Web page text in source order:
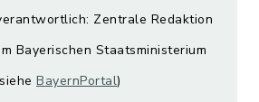
Zentrale Redaktion
Bayerischen Staatsministerium
BayernPortal)